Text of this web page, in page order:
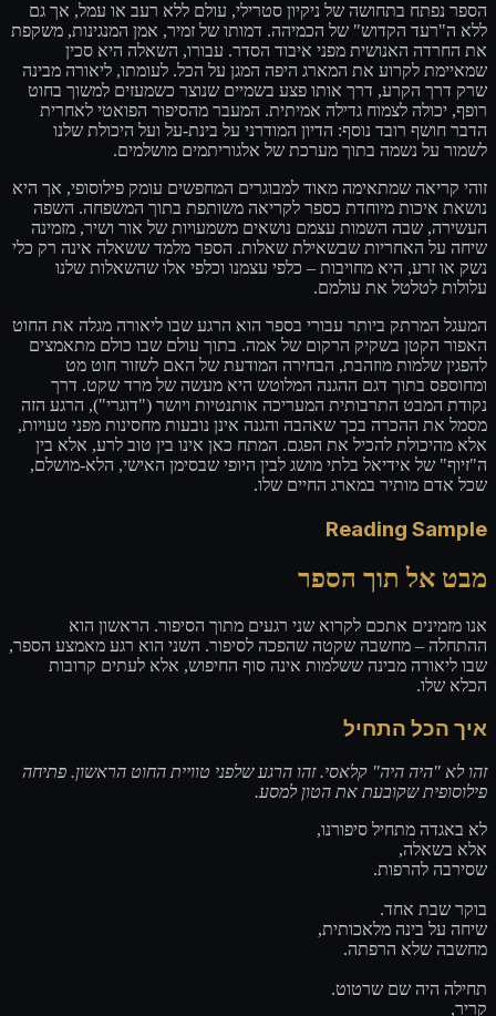
הספר נפתח בתחושה של ניקיון סטרילי, עולם ללא רעב או עמל, אך גם
ללא ה"רעד הקדוש" של הכמיהה. דמותו של זמיר, אמן המנגינות, משקפת
את החרדה האנושית מפני איבוד הסדר. עבורו, השאלה היא סכין
שמאיימת לקרוע את המארג היפה המגן על הכל. לעומתו, ליאורה מבינה
שרק דרך הקרע, דרך אותו פצע בשמיים שנוצר כשמעזים למשוך בחוט
רופף, יכולה לצמוח גדילה אמיתית. המעבר מהסיפור הפואטי לאחרית
הדבר חושף רובד נוסף: הדיון המודרני על בינת-על ועל היכולת שלנו
לשמור על נשמה בתוך מערכת של אלגוריתמים מושלמים.
זוהי קריאה שמתאימה מאוד למבוגרים המחפשים עומק פילוסופי, אך היא
נושאת איכות מיוחדת כספר לקריאה משותפת בתוך המשפחה. השפה
העשירה, שבה השמות עצמם נושאים משמעויות של אור ושיר, מזמינה
שיחה על האחריות שבשאילת שאלות. הספר מלמד ששאלה אינה רק כלי
נשק או זרע, היא מחויבות – כלפי עצמנו וכלפי אלו שהשאלות שלנו
עלולות לטלטל את עולמם.
המעגל המרתק ביותר עבורי בספר הוא הרגע שבו ליאורה מגלה את החוט
האפור הקטן בשקיק הרקום של אמה. בתוך עולם שבו כולם מתאמצים
להפגין שלמות מוזהבת, הבחירה המודעת של האם לשזור חוט מט
ומחוספס בתוך דגם ההגנה המלוטש היא מעשה של מרד שקט. דרך
נקודת המבט התרבותית המעריכה אותנטיות ויושר ("דוגרי"), הרגע הזה
מסמל את ההכרה בכך שאהבה והגנה אינן נובעות מחסינות מפני טעויות,
אלא מהיכולת להכיל את הפגם. המתח כאן אינו בין טוב לרע, אלא בין
ה"זיוף" של אידיאל בלתי מושג לבין היופי שבסימן האישי, הלא-מושלם,
שכל אדם מותיר במארג החיים שלו.
Reading Sample
מבט אל תוך הספר
אנו מזמינים אתכם לקרוא שני רגעים מתוך הסיפור. הראשון הוא
ההתחלה – מחשבה שקטה שהפכה לסיפור. השני הוא רגע מאמצע הספר,
שבו ליאורה מבינה ששלמות אינה סוף החיפוש, אלא לעתים קרובות
הכלא שלו.
איך הכל התחיל
זהו לא "היה היה" קלאסי. זהו הרגע שלפני טוויית החוט הראשון. פתיחה
פילוסופית שקובעת את הטון למסע.
לא באגדה מתחיל סיפורנו,
אלא בשאלה,
שסירבה להרפות.
בוקר שבת אחד.
שיחה על בינה מלאכותית,
מחשבה שלא הרפתה.
תחילה היה שם שרטוט.
קריר,